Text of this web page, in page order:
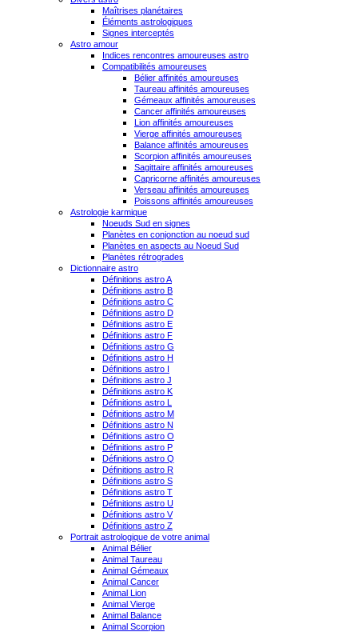
Maîtrises planétaires
Éléments astrologiques
Signes interceptés
Astro amour
Indices rencontres amoureuses astro
Compatibilités amoureuses
Bélier affinités amoureuses
Taureau affinités amoureuses
Gémeaux affinités amoureuses
Cancer affinités amoureuses
Lion affinités amoureuses
Vierge affinités amoureuses
Balance affinités amoureuses
Scorpion affinités amoureuses
Sagittaire affinités amoureuses
Capricorne affinités amoureuses
Verseau affinités amoureuses
Poissons affinités amoureuses
Astrologie karmique
Noeuds Sud en signes
Planètes en conjonction au noeud sud
Planètes en aspects au Noeud Sud
Planètes rétrogrades
Dictionnaire astro
Définitions astro A
Définitions astro B
Définitions astro C
Définitions astro D
Définitions astro E
Définitions astro F
Définitions astro G
Définitions astro H
Définitions astro I
Définitions astro J
Définitions astro K
Définitions astro L
Définitions astro M
Définitions astro N
Définitions astro O
Définitions astro P
Définitions astro Q
Définitions astro R
Définitions astro S
Définitions astro T
Définitions astro U
Définitions astro V
Définitions astro Z
Portrait astrologique de votre animal
Animal Bélier
Animal Taureau
Animal Gémeaux
Animal Cancer
Animal Lion
Animal Vierge
Animal Balance
Animal Scorpion